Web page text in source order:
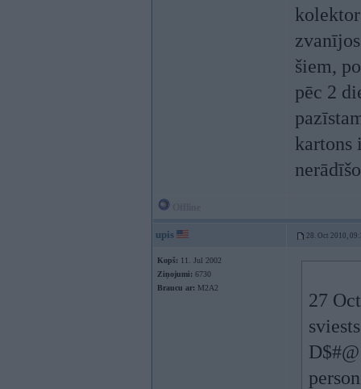
šiem,
pēc 2
kartons
upis 28. Oct 2010,
Kopš: 11. Jul 2002
Ziņojumi: 6730
Braucu ar: M2A2
27